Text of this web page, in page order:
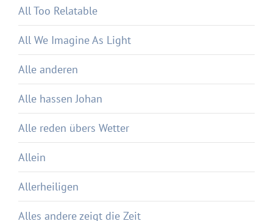
All Too Relatable
All We Imagine As Light
Alle anderen
Alle hassen Johan
Alle reden übers Wetter
Allein
Allerheiligen
Alles andere zeigt die Zeit